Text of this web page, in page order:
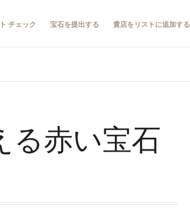
チェック 宝石を提出する 貴店をリストに追加する
る赤い宝石